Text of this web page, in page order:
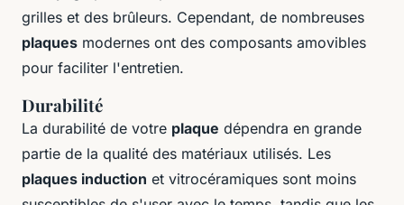
grilles et des brûleurs. Cependant, de nombreuses
plaques modernes ont des composants amovibles
pour faciliter l'entretien.
Durabilité
La durabilité de votre plaque dépendra en grande
partie de la qualité des matériaux utilisés. Les
plaques induction et vitrocéramiques sont moins